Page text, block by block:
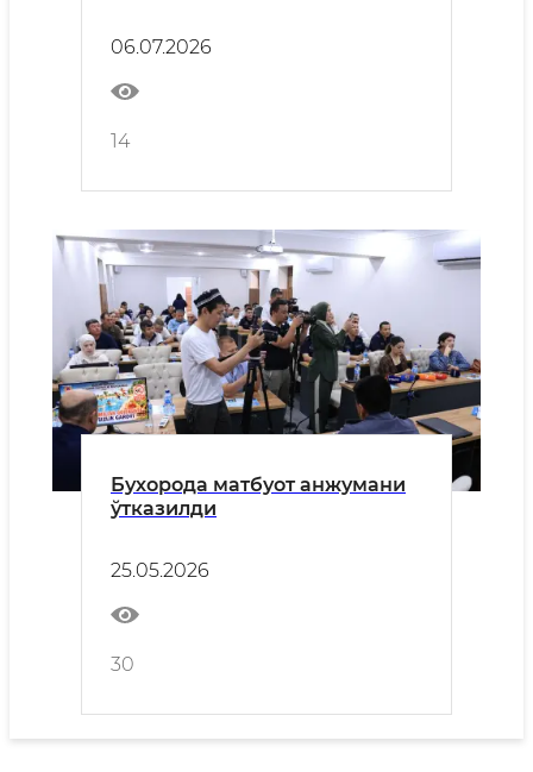
06.07.2026
14
Бухорода матбуот анжумани
ўтказилди
25.05.2026
30